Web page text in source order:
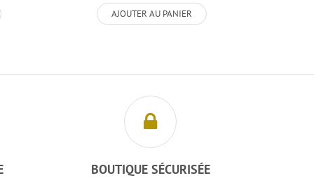
AJOUTER AU PANIER
BOUTIQUE SÉCURISÉE